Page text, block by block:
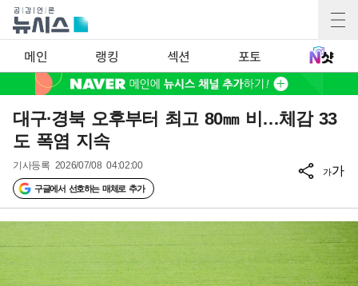
메인 랭킹 섹션 포토
대구·경북 오후부터 최고 80㎜ 비…체감 33
도 폭염 지속
기사등록 2026/07/08 04:02:00
구글에서 선호하는 매체로 추가
가가